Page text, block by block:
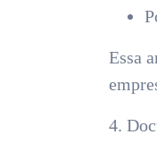
Essa
4.